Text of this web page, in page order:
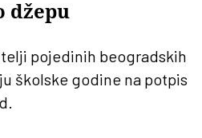
džepu
pojedinih beogradskih
školske godine na potpis